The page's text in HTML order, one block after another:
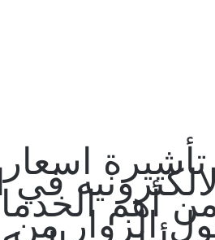
تأشيرة
أهم
الزوار